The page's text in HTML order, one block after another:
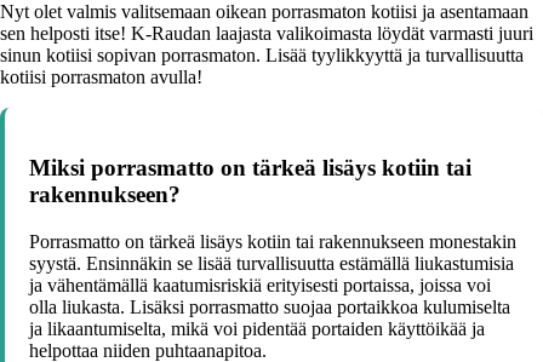
Nyt olet valmis valitsemaan oikean porrasmaton kotiisi ja asentamaan
sen helposti itse! K-Raudan laajasta valikoimasta löydät varmasti juuri
sinun kotiisi sopivan porrasmaton. Lisää tyylikkyyttä ja turvallisuutta
kotiisi porrasmaton avulla!
Miksi porrasmatto on tärkeä lisäys kotiin tai
rakennukseen?
Porrasmatto on tärkeä lisäys kotiin tai rakennukseen monestakin
syystä. Ensinnäkin se lisää turvallisuutta estämällä liukastumisia
ja vähentämällä kaatumisriskiä erityisesti portaissa, joissa voi
olla liukasta. Lisäksi porrasmatto suojaa portaikkoa kulumiselta
ja likaantumiselta, mikä voi pidentää portaiden käyttöikää ja
helpottaa niiden puhtaanapitoa.